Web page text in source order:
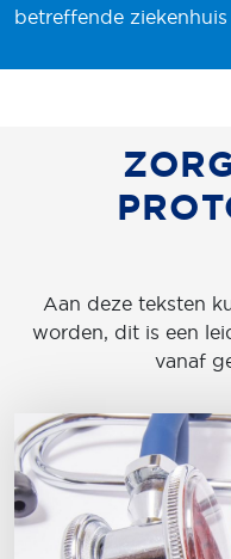
betreffende
Aan deze teksten
worden, dit is een
vanaf